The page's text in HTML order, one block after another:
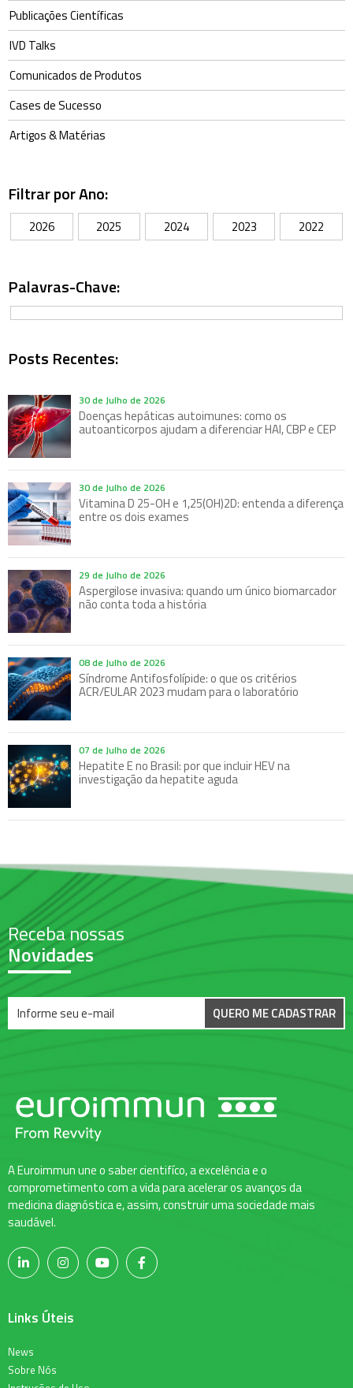
Publicações Científicas
IVD Talks
Comunicados de Produtos
Cases de Sucesso
Artigos & Matérias
Filtrar por Ano:
2026 2025 2024 2023 2022
Palavras-Chave:
Posts Recentes:
30 de Julho de 2026
Doenças hepáticas autoimunes: como os
autoanticorpos ajudam a diferenciar HAI, CBP e CEP
30 de Julho de 2026
Vitamina D 25-OH e 1,25(OH)2D: entenda a diferença
entre os dois exames
29 de Julho de 2026
Aspergilose invasiva: quando um único biomarcador
não conta toda a história
08 de Julho de 2026
Síndrome Antifosfolípide: o que os critérios
ACR/EULAR 2023 mudam para o laboratório
07 de Julho de 2026
Hepatite E no Brasil: por que incluir HEV na
investigação da hepatite aguda
Receba nossas
Novidades
QUERO ME CADASTRAR
A Euroimmun une o saber cientifíco, a excelência e o
comprometimento com a vida para acelerar os avanços da
medicina diagnóstica e, assim, construir uma sociedade mais
saudável.
Links Úteis
News
Sobre Nós